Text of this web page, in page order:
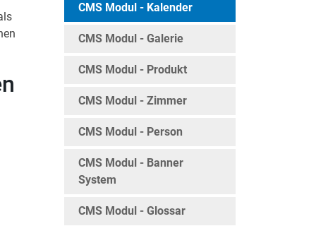
CMS Modul - Kalender
CMS Modul - Galerie
CMS Modul - Produkt
CMS Modul - Zimmer
CMS Modul - Person
CMS Modul - Banner
System
CMS Modul - Glossar